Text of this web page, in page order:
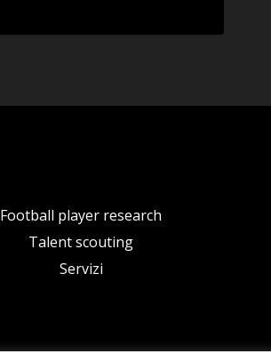
Football player research
Talent scouting
Servizi